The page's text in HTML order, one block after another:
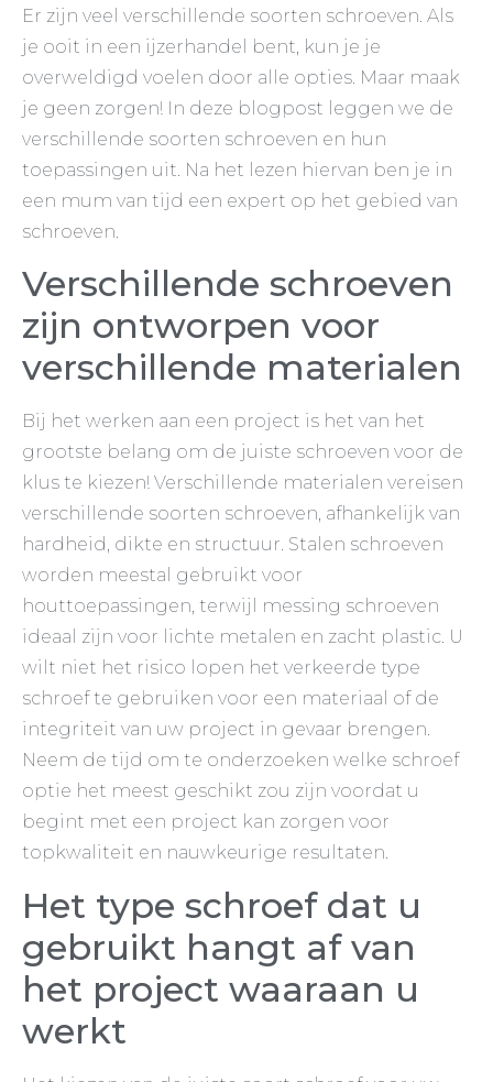
Er zijn veel verschillende soorten schroeven. Als
je ooit in een ijzerhandel bent, kun je je
overweldigd voelen door alle opties. Maar maak
je geen zorgen! In deze blogpost leggen we de
verschillende soorten schroeven en hun
toepassingen uit. Na het lezen hiervan ben je in
een mum van tijd een expert op het gebied van
schroeven.
Verschillende schroeven
zijn ontworpen voor
verschillende materialen
Bij het werken aan een project is het van het
grootste belang om de juiste schroeven voor de
klus te kiezen! Verschillende materialen vereisen
verschillende soorten schroeven, afhankelijk van
hardheid, dikte en structuur. Stalen schroeven
worden meestal gebruikt voor
houttoepassingen, terwijl messing schroeven
ideaal zijn voor lichte metalen en zacht plastic. U
wilt niet het risico lopen het verkeerde type
schroef te gebruiken voor een materiaal of de
integriteit van uw project in gevaar brengen.
Neem de tijd om te onderzoeken welke schroef
optie het meest geschikt zou zijn voordat u
begint met een project kan zorgen voor
topkwaliteit en nauwkeurige resultaten.
Het type schroef dat u
gebruikt hangt af van
het project waaraan u
werkt